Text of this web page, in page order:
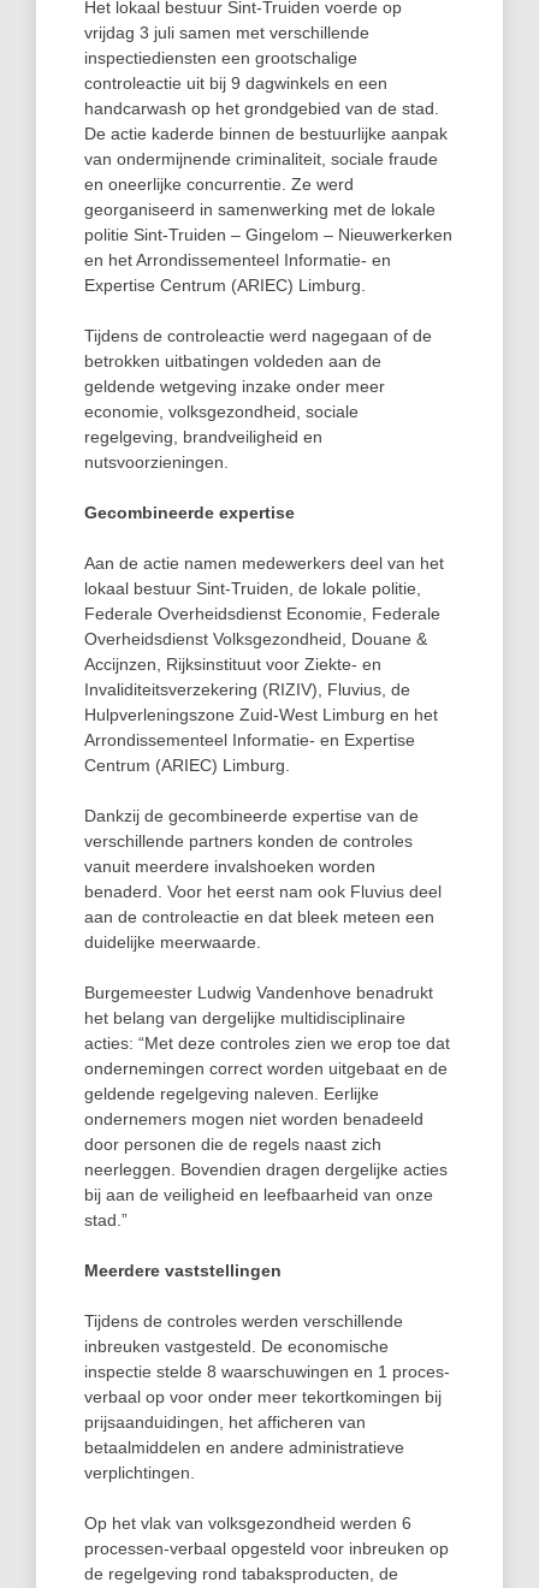
Het lokaal bestuur Sint-Truiden voerde op
vrijdag 3 juli samen met verschillende
inspectiediensten een grootschalige
controleactie uit bij 9 dagwinkels en een
handcarwash op het grondgebied van de stad.
De actie kaderde binnen de bestuurlijke aanpak
van ondermijnende criminaliteit, sociale fraude
en oneerlijke concurrentie. Ze werd
georganiseerd in samenwerking met de lokale
politie Sint-Truiden – Gingelom – Nieuwerkerken
en het Arrondissementeel Informatie- en
Expertise Centrum (ARIEC) Limburg.
Tijdens de controleactie werd nagegaan of de
betrokken uitbatingen voldeden aan de
geldende wetgeving inzake onder meer
economie, volksgezondheid, sociale
regelgeving, brandveiligheid en
nutsvoorzieningen.
Gecombineerde expertise
Aan de actie namen medewerkers deel van het
lokaal bestuur Sint-Truiden, de lokale politie,
Federale Overheidsdienst Economie, Federale
Overheidsdienst Volksgezondheid, Douane &
Accijnzen, Rijksinstituut voor Ziekte- en
Invaliditeitsverzekering (RIZIV), Fluvius, de
Hulpverleningszone Zuid-West Limburg en het
Arrondissementeel Informatie- en Expertise
Centrum (ARIEC) Limburg.
Dankzij de gecombineerde expertise van de
verschillende partners konden de controles
vanuit meerdere invalshoeken worden
benaderd. Voor het eerst nam ook Fluvius deel
aan de controleactie en dat bleek meteen een
duidelijke meerwaarde.
Burgemeester Ludwig Vandenhove benadrukt
het belang van dergelijke multidisciplinaire
acties: “Met deze controles zien we erop toe dat
ondernemingen correct worden uitgebaat en de
geldende regelgeving naleven. Eerlijke
ondernemers mogen niet worden benadeeld
door personen die de regels naast zich
neerleggen. Bovendien dragen dergelijke acties
bij aan de veiligheid en leefbaarheid van onze
stad.”
Meerdere vaststellingen
Tijdens de controles werden verschillende
inbreuken vastgesteld. De economische
inspectie stelde 8 waarschuwingen en 1 proces-
verbaal op voor onder meer tekortkomingen bij
prijsaanduidingen, het afficheren van
betaalmiddelen en andere administratieve
verplichtingen.
Op het vlak van volksgezondheid werden 6
processen-verbaal opgesteld voor inbreuken op
de regelgeving rond tabaksproducten, de